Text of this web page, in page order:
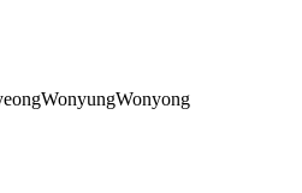
WonyungWonyong